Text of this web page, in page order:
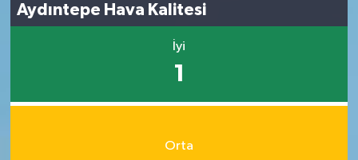
Aydıntepe Hava Kalitesi
İyi
1
Orta